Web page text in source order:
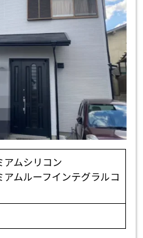
ムシリコン
アムルーフインテグラルコ